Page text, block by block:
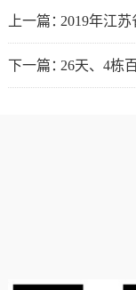
上一篇：
下一篇：